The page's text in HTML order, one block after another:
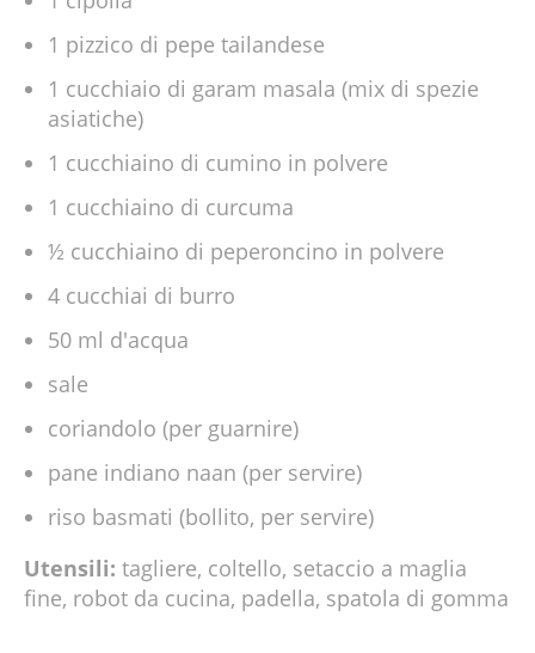
1 pizzico di pepe tailandese
1 cucchiaio di garam masala (mix di spezie
asiatiche)
1 cucchiaino di cumino in polvere
1 cucchiaino di curcuma
½ cucchiaino di peperoncino in polvere
4 cucchiai di burro
50 ml d'acqua
sale
coriandolo (per guarnire)
pane indiano naan (per servire)
riso basmati (bollito, per servire)
Utensili: tagliere, coltello, setaccio a maglia
fine, robot da cucina, padella, spatola di gomma